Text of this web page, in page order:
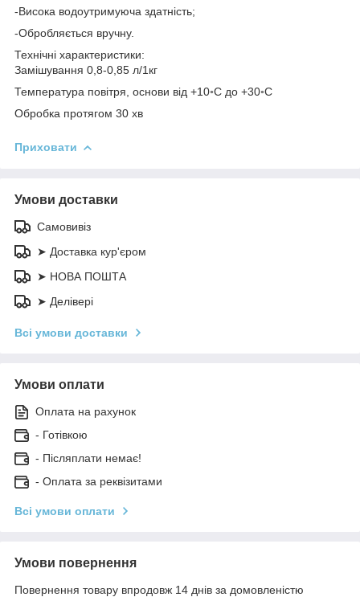
-Висока водоутримуюча здатність;
-Обробляється вручну.
Технічні характеристики:
Замішування 0,8-0,85 л/1кг
Температура повітря, основи від +10◦С до +30◦С
Обробка протягом 30 хв
Приховати
Умови доставки
Самовивіз
➤ Доставка кур'єром
➤ НОВА ПОШТА
➤ Делівері
Всі умови доставки
Умови оплати
Оплата на рахунок
- Готівкою
- Післяплати немає!
- Оплата за реквізитами
Всі умови оплати
Умови повернення
Повернення товару впродовж 14 днів за домовленістю